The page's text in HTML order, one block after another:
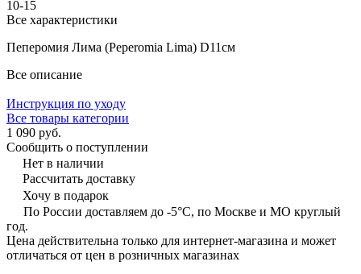
10-15
Все характеристики
Пеперомия Лима (Peperomia Lima) D11см
Все описание
Инструкция по уходу
Все товары категории
1 090 руб.
Сообщить о поступлении
Нет в наличии
Рассчитать доставку
Хочу в подарок
По России доставляем до -5°C, по Москве и МО круглый
год.
Цена действительна только для интернет-магазина и может
отличаться от цен в розничных магазинах